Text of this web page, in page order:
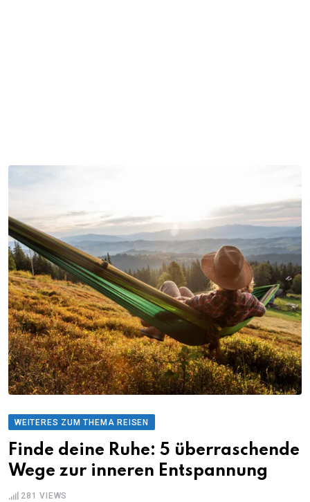
WEITERES ZUM THEMA REISEN
Finde deine Ruhe: 5 überraschende
Wege zur inneren Entspannung
281 VIEWS